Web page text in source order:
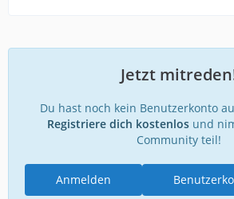
Jetzt
Du hast noch kein Benutzerkonto
Registriere dich kostenlos und
Community teil!
Anmelden